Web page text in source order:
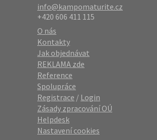
info@kampomaturite.cz
+420 606 411 115
O nás
Kontakty
Jak objednávat
REKLAMA zde
Reference
Spolupráce
Registrace / Login
Zásady zpracování OÚ
Helpdesk
Nastavení cookies